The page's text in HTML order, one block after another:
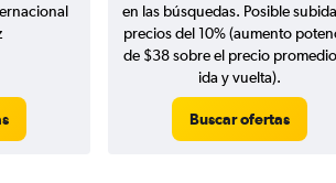
en las búsquedas. Posible
precios del 10% (aumento
de $38 sobre el precio
ida y vuelta).
Buscar ofertas